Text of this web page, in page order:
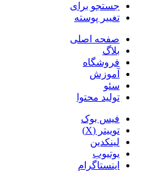
جستجو برای
تغییر پوسته
صفحه اصلی
بلاگ
فروشگاه
آموزش
سئو
تولید محتوا
فیس بوک
توییتر (X)
لینکدین
یوتیوب
اینستاگرام